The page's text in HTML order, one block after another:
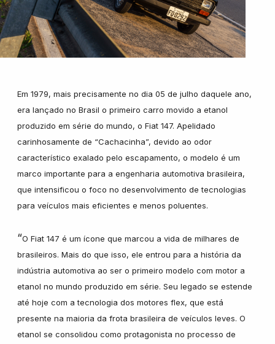
Hyundai
Jeep
Land Rover
Mitsubishi
Nissan
Em 1979, mais precisamente no dia 05 de julho daquele ano,
era lançado no Brasil o primeiro carro movido a etanol
produzido em série do mundo, o Fiat 147. Apelidado
carinhosamente de “Cachacinha”, devido ao odor
característico exalado pelo escapamento, o modelo é um
marco importante para a engenharia automotiva brasileira,
que intensificou o foco no desenvolvimento de tecnologias
para veículos mais eficientes e menos poluentes.
“O Fiat 147 é um ícone que marcou a vida de milhares de
brasileiros. Mais do que isso, ele entrou para a história da
indústria automotiva ao ser o primeiro modelo com motor a
etanol no mundo produzido em série. Seu legado se estende
até hoje com a tecnologia dos motores flex, que está
presente na maioria da frota brasileira de veículos leves. O
etanol se consolidou como protagonista no processo de